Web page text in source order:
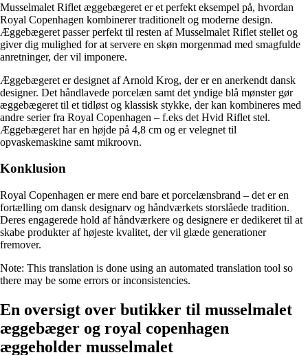
Musselmalet Riflet æggebægeret er et perfekt eksempel på, hvordan
Royal Copenhagen kombinerer traditionelt og moderne design.
Æggebægeret passer perfekt til resten af Musselmalet Riflet stellet og
giver dig mulighed for at servere en skøn morgenmad med smagfulde
anretninger, der vil imponere.
Æggebægeret er designet af Arnold Krog, der er en anerkendt dansk
designer. Det håndlavede porcelæn samt det yndige blå mønster gør
æggebægeret til et tidløst og klassisk stykke, der kan kombineres med
andre serier fra Royal Copenhagen – f.eks det Hvid Riflet stel.
Æggebægeret har en højde på 4,8 cm og er velegnet til
opvaskemaskine samt mikroovn.
Konklusion
Royal Copenhagen er mere end bare et porcelænsbrand – det er en
fortælling om dansk designarv og håndværkets storslåede tradition.
Deres engagerede hold af håndværkere og designere er dedikeret til at
skabe produkter af højeste kvalitet, der vil glæde generationer
fremover.
Note: This translation is done using an automated translation tool so
there may be some errors or inconsistencies.
En oversigt over butikker til musselmalet
æggebæger og royal copenhagen
æggeholder musselmalet